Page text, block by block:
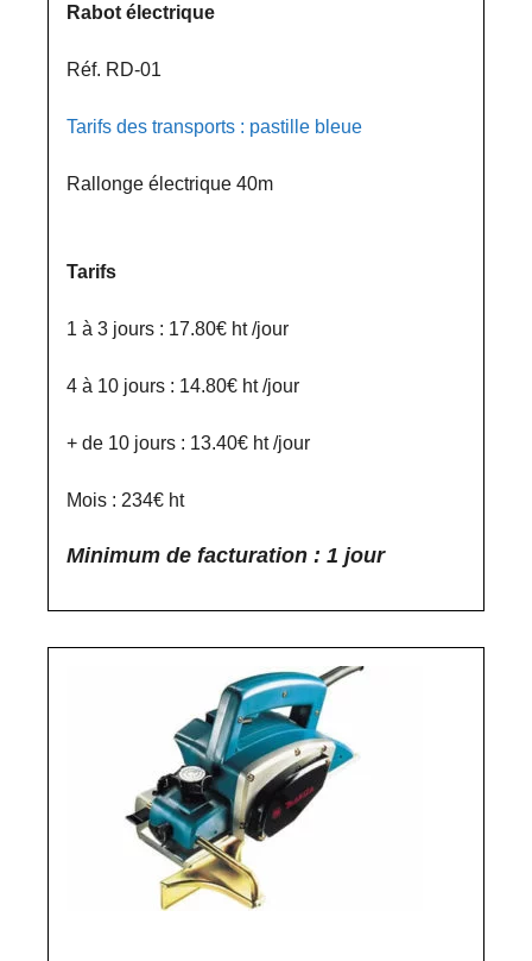
Rabot électrique
Réf. RD-01
Tarifs des transports : pastille bleue
Rallonge électrique 40m
Tarifs
1 à 3 jours : 17.80€ ht /jour
4 à 10 jours : 14.80€ ht /jour
+ de 10 jours : 13.40€ ht /jour
Mois : 234€ ht
Minimum de facturation : 1 jour